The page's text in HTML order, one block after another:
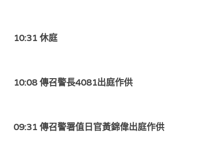
10:31 休庭
10:08 傳召警長4081出庭作供
09:31 傳召警署值日官黃錦偉出庭作供